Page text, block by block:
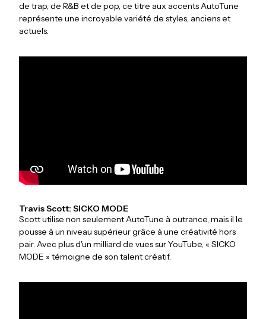
de trap, de R&B et de pop, ce titre aux accents AutoTune
représente une incroyable variété de styles, anciens et
actuels.
Travis Scott: SICKO MODE
Scott utilise non seulement AutoTune à outrance, mais il le
pousse à un niveau supérieur grâce à une créativité hors
pair. Avec plus d'un milliard de vues sur YouTube, « SICKO
MODE » témoigne de son talent créatif.